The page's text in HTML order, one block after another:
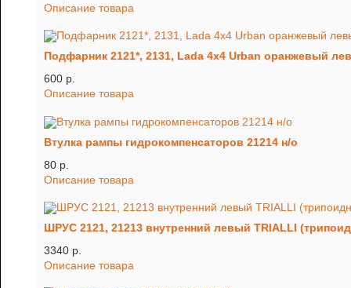
Описание товара
Подфарник 2121*, 2131, Lada 4х4 Urban оранжевый
600 p.
Описание товара
Втулка рампы гидрокомпенсаторов 21214 н/о
80 p.
Описание товара
ШРУС 2121, 21213 внутренний левый TRIALLI
3340 p.
Описание товара